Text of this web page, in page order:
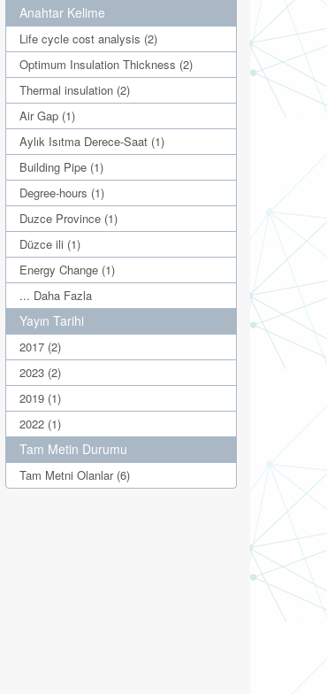
Anahtar Kelime
Life cycle cost analysis (2)
Optimum Insulation Thickness (2)
Thermal insulation (2)
Air Gap (1)
Aylık Isıtma Derece-Saat (1)
Building Pipe (1)
Degree-hours (1)
Duzce Province (1)
Düzce ili (1)
Energy Change (1)
... Daha Fazla
Yayın Tarihi
2017 (2)
2023 (2)
2019 (1)
2022 (1)
Tam Metin Durumu
Tam Metni Olanlar (6)